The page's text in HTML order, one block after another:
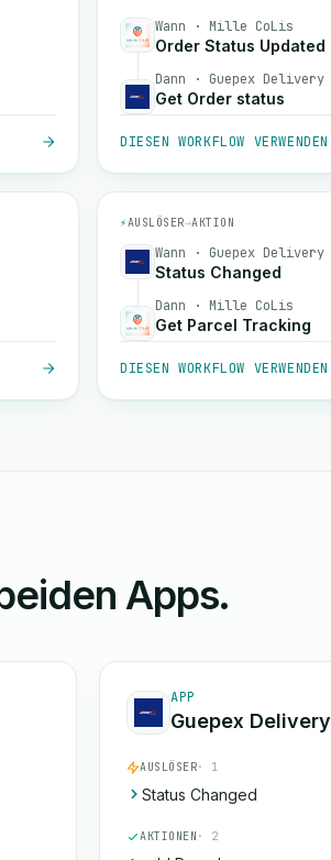
Wann · Mille CoLis
Order Status Updated
Dann · Guepex Delivery
Get Order status
DIESEN WORKFLOW VERWENDEN
⚡AUSLÖSER→AKTION
Wann · Guepex Delivery
Status Changed
Dann · Mille CoLis
Get Parcel Tracking
DIESEN WORKFLOW VERWENDEN
Apps.
APP
Guepex Delivery
AUSLÖSER· 1
Status Changed
AKTIONEN · 2